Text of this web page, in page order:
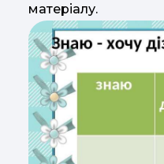
матеріалу.